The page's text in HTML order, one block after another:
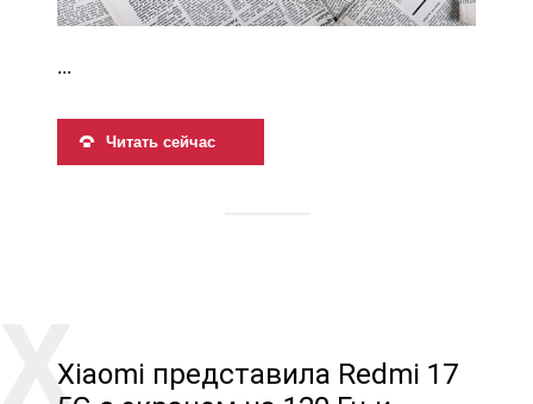
...
Читать сейчас
Xiaomi представила Redmi 17